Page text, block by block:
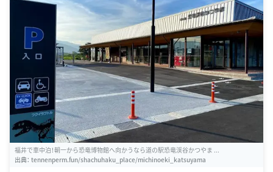
福井で車中泊！朝一から恐竜博物館へ向かうなら道の駅恐竜渓谷かつやま ...
出典： tennenperm.fun/shachuhaku_place/michinoeki_katsuyama